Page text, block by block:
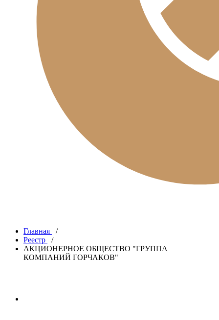
Главная
/
Реестр
/
АКЦИОНЕРНОЕ ОБЩЕСТВО "ГРУППА
КОМПАНИЙ ГОРЧАКОВ"